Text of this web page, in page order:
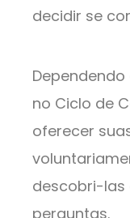
decidir se
no Ciclo de
oferecer
descobri-las
perguntas.